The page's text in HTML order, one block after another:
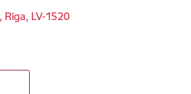
Rīga, LV-1520